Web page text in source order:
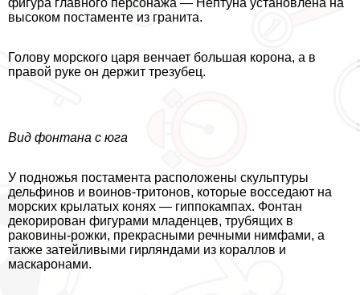
высоком постаменте из гранита.
Голову морского царя венчает большая корона, а в
правой руке он держит трезубец.
Вид фонтана с юга
У подножья постамента расположены скульптуры
дельфинов и воинов-тритонов, которые восседают на
морских крылатых конях — гиппокампах. Фонтан
декорирован фигурами младенцев, трубящих в
paковины-рожки, прекрасными речными нимфами, а
также затейливыми гирляндами из кораллов и
маскаронами.